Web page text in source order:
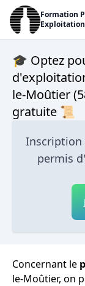
Formation
Exploitation
🎓 Optez
le-Moûtier
gratuite 📜
Inscription
permis
Concernant le
le-Moûtier, on